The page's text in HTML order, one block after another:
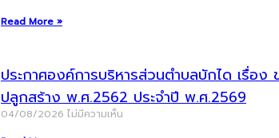
Read More »
ประกาศองค์การบริหารส่วนตำบลบักได เรื่อ
ปลูกสร้าง พ.ศ.2562 ประจำปี พ.ศ.2569
04/08/2026 ไม่มีความเห็น